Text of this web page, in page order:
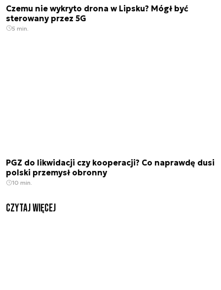
Czemu nie wykryto drona w Lipsku? Mógł być
sterowany przez 5G
5 min.
PGZ do likwidacji czy kooperacji? Co naprawdę dusi
polski przemysł obronny
10 min.
czytaj więcej